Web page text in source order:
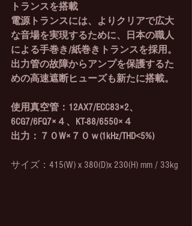
トランスを搭載
電源トランスには、よりクリアで広大
な音場を実現するために、日本の職人
による手巻き/紙巻きトランスを採用。
出力管の故障からアンプを保護するた
めの高速遮断ヒューズも新たに搭載。
使用真空管：12AX7/ECC83×2、
6CG7/6FQ7×４、KT-88/6550×４
出力：７０W×７０ｗ(1kHz/THD<5%)
サイズ： 415(W) x 380(D)x 230(H) mm / 33kg